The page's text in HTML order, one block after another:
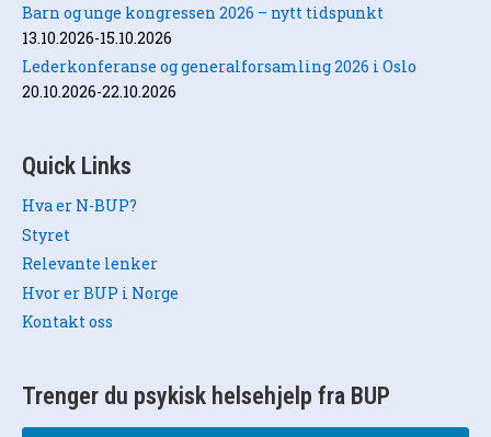
Barn og unge kongressen 2026 – nytt tidspunkt
13.10.2026-15.10.2026
Lederkonferanse og generalforsamling 2026 i Oslo
20.10.2026-22.10.2026
Quick Links
Hva er N-BUP?
Styret
Relevante lenker
Hvor er BUP i Norge
Kontakt oss
Trenger du psykisk helsehjelp fra BUP